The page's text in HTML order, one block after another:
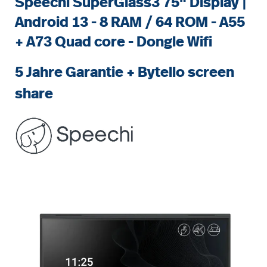
Android 13 - 8 RAM / 64 ROM - A55
+ A73 Quad core - Dongle Wifi
5 Jahre Garantie + Bytello screen
share